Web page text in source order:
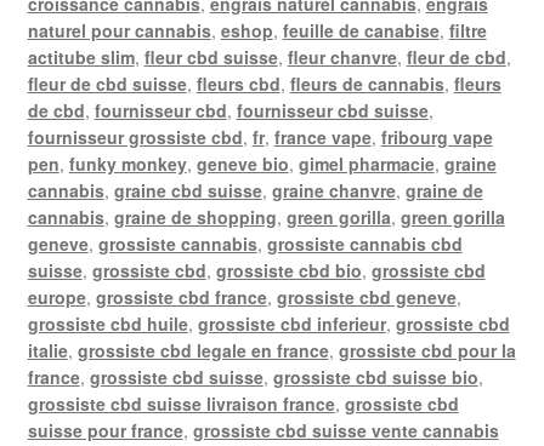
naturel pour cannabis, eshop, feuille de canabise, filtre
actitube slim, fleur cbd suisse, fleur chanvre, fleur de cbd,
fleur de cbd suisse, fleurs cbd, fleurs de cannabis, fleurs
de cbd, fournisseur cbd, fournisseur cbd suisse,
fournisseur grossiste cbd, fr, france vape, fribourg vape
pen, funky monkey, geneve bio, gimel pharmacie, graine
cannabis, graine cbd suisse, graine chanvre, graine de
cannabis, graine de shopping, green gorilla, green gorilla
geneve, grossiste cannabis, grossiste cannabis cbd
suisse, grossiste cbd, grossiste cbd bio, grossiste cbd
europe, grossiste cbd france, grossiste cbd geneve,
grossiste cbd huile, grossiste cbd inferieur, grossiste cbd
italie, grossiste cbd legale en france, grossiste cbd pour la
france, grossiste cbd suisse, grossiste cbd suisse bio,
grossiste cbd suisse livraison france, grossiste cbd
suisse pour france, grossiste cbd suisse vente cannabis